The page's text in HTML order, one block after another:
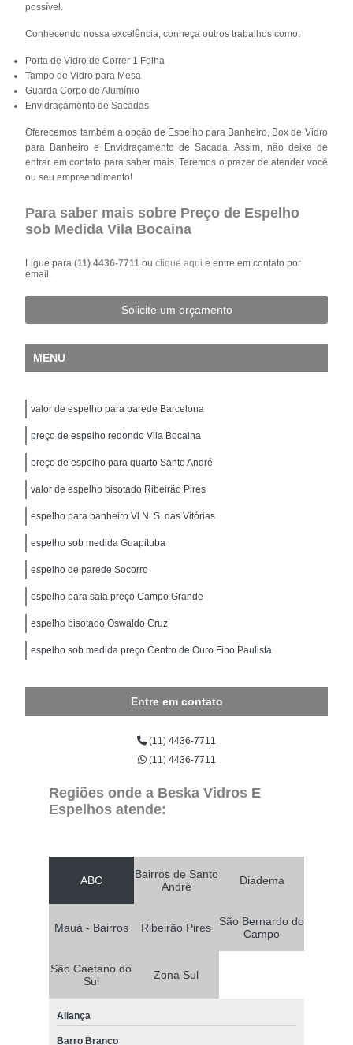
possível.
Conhecendo nossa excelência, conheça outros trabalhos como:
Porta de Vidro de Correr 1 Folha
Tampo de Vidro para Mesa
Guarda Corpo de Alumínio
Envidraçamento de Sacadas
Oferecemos também a opção de Espelho para Banheiro, Box de Vidro
para Banheiro e Envidraçamento de Sacada. Assim, não deixe de
entrar em contato para saber mais. Teremos o prazer de atender você
ou seu empreendimento!
Para saber mais sobre Preço de Espelho
sob Medida Vila Bocaina
Ligue para(11) 4436-7711ouclique aqui e entre em contato por
email.
Solicite um orçamento
MENU
valor de espelho para parede Barcelona
preço de espelho redondo Vila Bocaina
preço de espelho para quarto Santo André
valor de espelho bisotado Ribeirão Pires
espelho para banheiro Vl N. S. das Vitórias
espelho sob medida Guapituba
espelho de parede Socorro
espelho para sala preço Campo Grande
espelho bisotado Oswaldo Cruz
espelho sob medida preço Centro de Ouro Fino Paulista
Entre em contato
(11) 4436-7711
(11) 4436-7711
Regiões onde a Beska Vidros E
Espelhos atende:
ABC
Bairros de Santo
André
Diadema
Mauá - Bairros Ribeirão Pires
São Bernardo do
Campo
São Caetano do
Sul
Zona Sul
Aliança
Barro Branco